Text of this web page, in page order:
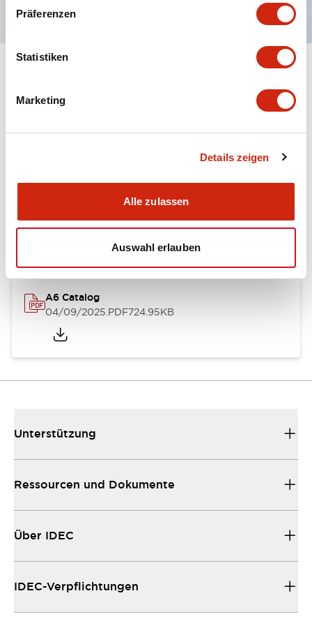
Präferenzen
Statistiken
Marketing
Details zeigen
Alle zulassen
Auswahl erlauben
Other Specifications
Kataloge & Broschüren
A6 Catalog
04/09/2025.PDF724.95KB
Unterstützung
Ressourcen und Dokumente
Über IDEC
IDEC-Verpflichtungen